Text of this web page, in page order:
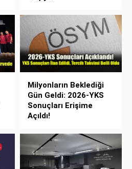
Milyonların Beklediği
Gün Geldi: 2026-YKS
Sonuçları Erişime
Açıldı!